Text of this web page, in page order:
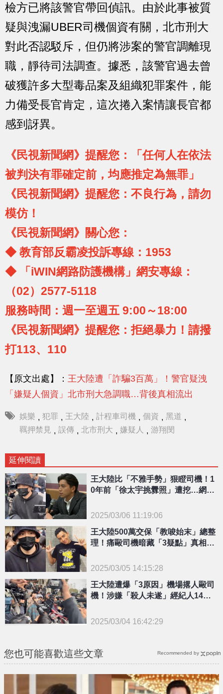
檢方已將該警官帶回偵訊。由於此事被質
疑與洩漏UBER司機個資有關，北市刑大
對此否認駁斥，但仍將涉案的警官調離現
職，靜待司法調查。據悉，該警官過去曾
破獲許多大型毒品案及組織犯罪案件，能
力備受長官肯定，這次捲入案情讓長官都
感到訝異。
《民視新聞網》提醒您：「任何人在依法
被判決有罪確定前，均應推定為無罪」
《民視新聞網》提醒您：不良行為，請勿
模仿！
《民視新聞網》關心您：
◆ 教育部反霸凌投訴專線：1953
◆ 「iWIN網路防護機構」網安專線：
（02）2577-5118
服務時間：週一至週五 9:00～18:00
《民視新聞網》提醒您：拒絕暴力！請撥
打113、110
【原文出處】： 王大陸遭「詐騙3百萬」！警官疑洩
「嫌疑人個資」北市刑大急調職…背後真相流出
娛樂 , 犯罪 , 王大陸 , 計程車司機 , 個資 , 黑道 ,
羈押禁見 , 誤傳 , 北市刑大 , 嫌疑人 , 游翔閔
延伸閱讀
{PLAYICON}
王大陸比「不雅手勢」狠瞪司機！1
0年前「徐太宇挑釁照」遭挖…網
2025/03/06 11:19:06
{PLAYICON}
王大陸500萬交保「教唆始末」總整
理！痛毆司機暗藏「3疑點」真相遭
2025/03/05 14:15:28
王大陸遭爆「3原因」機場撂人毆司
機！涉嫌「殺人未遂」經紀人14字
2025/03/04 16:42:29
您也可能喜歡這些文章 Recommended by